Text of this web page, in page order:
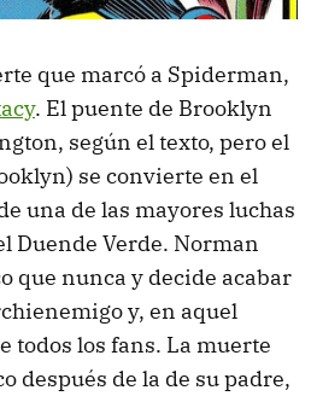
que marcó a Spiderman,
. El puente de Brooklyn
según el texto, pero el
se convierte en el
una de las mayores luchas
Duende Verde. Norman
que nunca y decide acabar
y, en aquel
todos los fans. La muerte
después de la de su padre,